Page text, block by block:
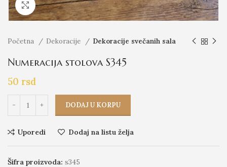
Click to enlarge
Početna Dekoracije Dekoracije svečanih sala
Numeracija stolova S345
50 rsd
DODAJ U KORPU
Uporedi Dodaj na listu želja
Šifra proizvoda: s345